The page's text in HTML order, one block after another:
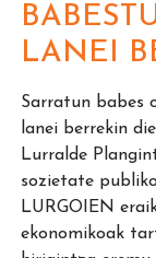
LANEI
Sarratun babes
lanei berrekin
Lurralde
sozietate
LURGOIEN
ekonomikoak